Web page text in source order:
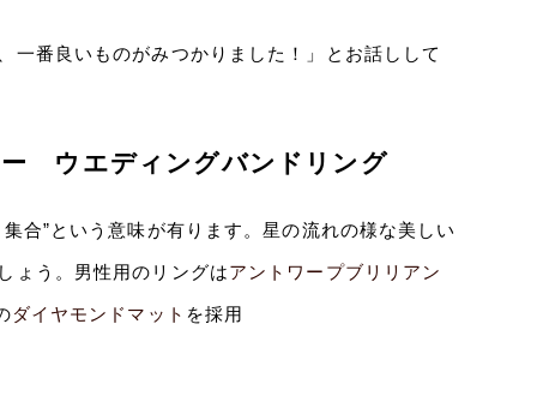
一番良いものがみつかりました！」とお話しして
ウエディングバンドリング
合”という意味が有ります。星の流れの様な美しい
ょう。男性用のリングはアントワープブリリアン
ダイヤモンドマット を採用